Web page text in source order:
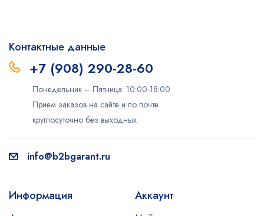
Контактные данные
+7 (908) 290-28-60
Понедельник – Пятница: 10:00-18:00
Прием заказов на сайте и по почте
круглосуточно без выходных
info@b2bgarant.ru
Информация Аккаунт